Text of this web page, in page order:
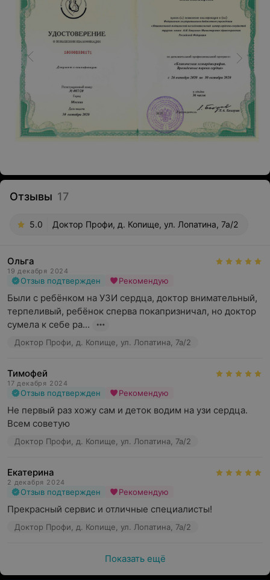
Отзывы 17
5.0 Доктор Профи, д. Копище, ул. Лопатина, 7а/2
Ольга
19 декабря 2024
Отзыв подтвержден Рекомендую
Были с ребёнком на УЗИ сердца, доктор внимательный,
терпеливый, ребёнок сперва покапризничал, но доктор
сумела к себе ра...
Доктор Профи, д. Копище, ул. Лопатина, 7а/2
Тимофей
17 декабря 2024
Отзыв подтвержден Рекомендую
Не первый раз хожу сам и деток водим на узи сердца.
Всем советую
Доктор Профи, д. Копище, ул. Лопатина, 7а/2
Екатерина
2 декабря 2024
Отзыв подтвержден Рекомендую
Прекрасный сервис и отличные специалисты!
Доктор Профи, д. Копище, ул. Лопатина, 7а/2
Показать ещё